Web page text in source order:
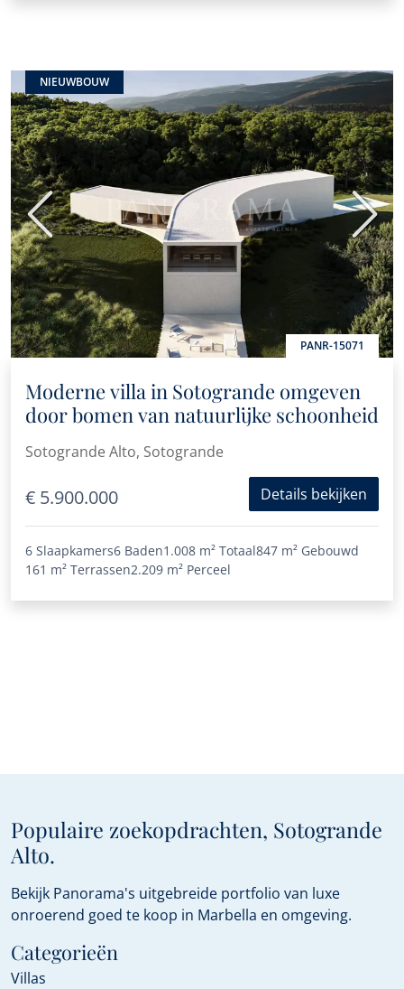
NIEUWBOUW
PANR-15071
Vorige
Moderne villa in Sotogrande omgeven
door bomen van natuurlijke schoonheid
Sotogrande Alto, Sotogrande
€ 5.900.000 Details bekijken
6 Slaapkamers6 Baden1.008 m² Totaal847 m² Gebouwd
161 m² Terrassen2.209 m² Perceel
Populaire zoekopdrachten, Sotogrande
Alto.
Bekijk Panorama's uitgebreide portfolio van luxe
onroerend goed te koop in Marbella en omgeving.
Categorieën
Villas